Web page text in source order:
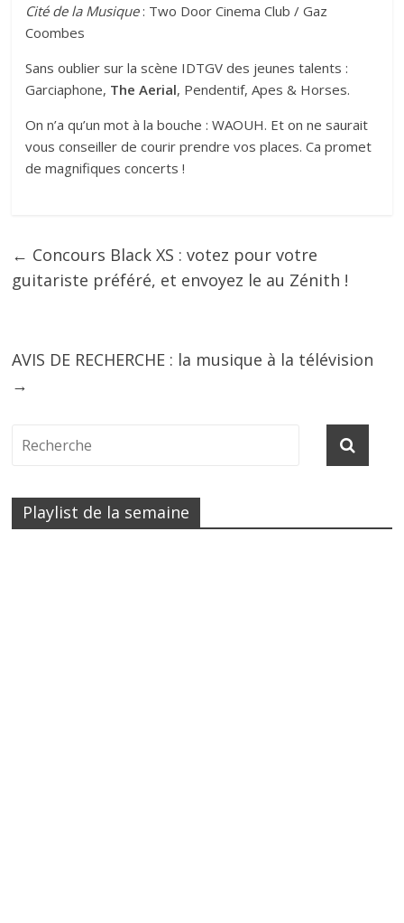
Cité de la Musique: Two Door Cinema Club / Gaz
Coombes
Sans oublier sur la scène IDTGV des jeunes talents :
Garciaphone, The Aerial, Pendentif, Apes & Horses.
On n’a qu’un mot à la bouche : WAOUH. Et on ne saurait
vous conseiller de courir prendre vos places. Ca promet
de magnifiques concerts !
← Concours Black XS : votez pour votre
guitariste préféré, et envoyez le au Zénith !
AVIS DE RECHERCHE : la musique à la télévision
→
Playlist de la semaine